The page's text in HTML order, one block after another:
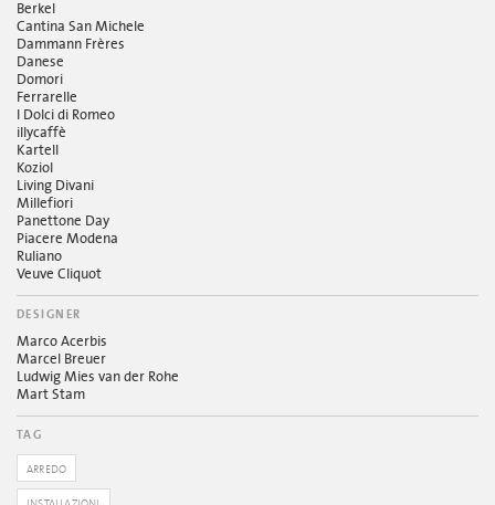
Berkel
Cantina San Michele
Dammann Frères
Danese
Domori
Ferrarelle
I Dolci di Romeo
illycaffè
Kartell
Koziol
Living Divani
Millefiori
Panettone Day
Piacere Modena
Ruliano
Veuve Cliquot
DESIGNER
Marco Acerbis
Marcel Breuer
Ludwig Mies van der Rohe
Mart Stam
TAG
ARREDO